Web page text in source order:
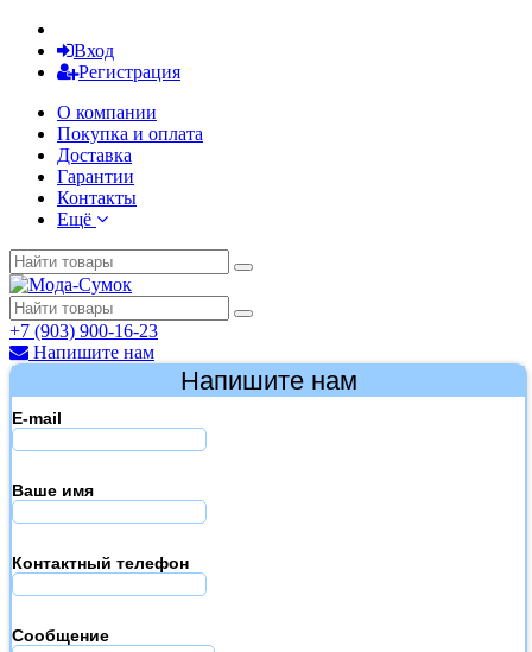
Вход
Регистрация
О компании
Покупка и оплата
Доставка
Гарантии
Контакты
Ещё
+7 (903) 900-16-23
Напишите нам
Напишите нам
E-mail
Ваше имя
Контактный телефон
Сообщение